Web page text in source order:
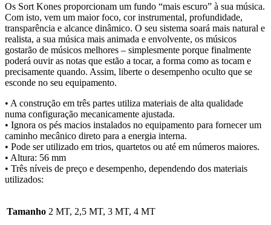
Os Sort Kones proporcionam um fundo “mais escuro” à sua música.
Com isto, vem um maior foco, cor instrumental, profundidade,
transparência e alcance dinâmico. O seu sistema soará mais natural e
realista, a sua música mais animada e envolvente, os músicos
gostarão de músicos melhores – simplesmente porque finalmente
poderá ouvir as notas que estão a tocar, a forma como as tocam e
precisamente quando. Assim, liberte o desempenho oculto que se
esconde no seu equipamento.
• A construção em três partes utiliza materiais de alta qualidade
numa configuração mecanicamente ajustada.
• Ignora os pés macios instalados no equipamento para fornecer um
caminho mecânico direto para a energia interna.
• Pode ser utilizado em trios, quartetos ou até em números maiores.
• Altura: 56 mm
• Três níveis de preço e desempenho, dependendo dos materiais
utilizados:
Tamanho 2 MT, 2,5 MT, 3 MT, 4 MT